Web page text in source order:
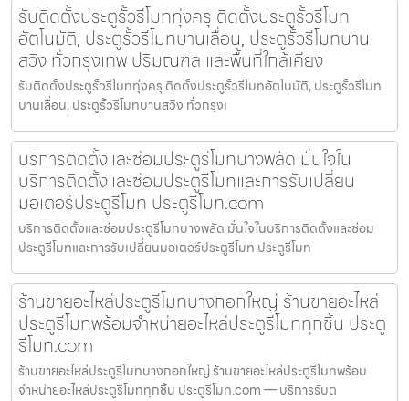
รับติดตั้งประตูรั้วรีโมททุ่งครุ ติดตั้งประตูรั้วรีโมท
อัตโนมัติ, ประตูรั้วรีโมทบานเลื่อน, ประตูรั้วรีโมทบาน
สวิง ทั่วกรุงเทพ ปริมณฑล และพื้นที่ใกล้เคียง
รับติดตั้งประตูรั้วรีโมททุ่งครุ ติดตั้งประตูรั้วรีโมทอัตโนมัติ, ประตูรั้วรีโมท
บานเลื่อน, ประตูรั้วรีโมทบานสวิง ทั่วกรุงเ
บริการติดตั้งและซ่อมประตูรีโมทบางพลัด มั่นใจใน
บริการติดตั้งและซ่อมประตูรีโมทและการรับเปลี่ยน
มอเตอร์ประตูรีโมท ประตูรีโมท.com
บริการติดตั้งและซ่อมประตูรีโมทบางพลัด มั่นใจในบริการติดตั้งและซ่อม
ประตูรีโมทและการรับเปลี่ยนมอเตอร์ประตูรีโมท ประตูรีโมท
ร้านขายอะไหล่ประตูรีโมทบางกอกใหญ่ ร้านขายอะไหล่
ประตูรีโมทพร้อมจำหน่ายอะไหล่ประตูรีโมททุกชิ้น ประตู
รีโมท.com
ร้านขายอะไหล่ประตูรีโมทบางกอกใหญ่ ร้านขายอะไหล่ประตูรีโมทพร้อม
จำหน่ายอะไหล่ประตูรีโมททุกชิ้น ประตูรีโมท.com — บริการรับต